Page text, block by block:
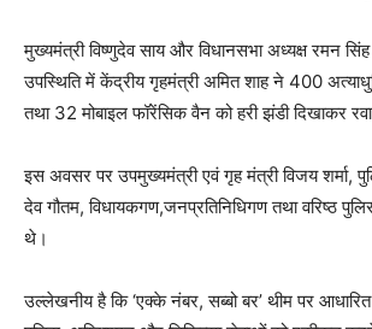
मुख्यमंत्री विष्णुदेव साय और विधानसभा अध्यक्ष रमन
उपस्थिति में केंद्रीय गृहमंत्री अमित शाह ने 400
तथा 32 मोबाइल फॉरेंसिक वैन को हरी झंडी दिखाकर
इस अवसर पर उपमुख्यमंत्री एवं गृह मंत्री विजय शर्मा,
देव गौतम, विधायकगण,जनप्रतिनिधिगण तथा वरिष्ठ
थे।
उल्लेखनीय है कि ‘एक्के नंबर, सब्बो बर’ थीम पर